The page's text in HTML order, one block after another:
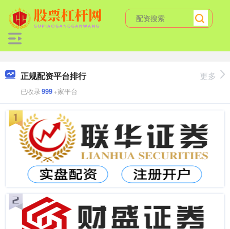
正规配资平台排行
已收录999+家平台
更多